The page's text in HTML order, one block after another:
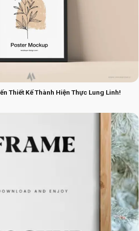
Thiết Kế Thành Hiện Thực Lung Linh!